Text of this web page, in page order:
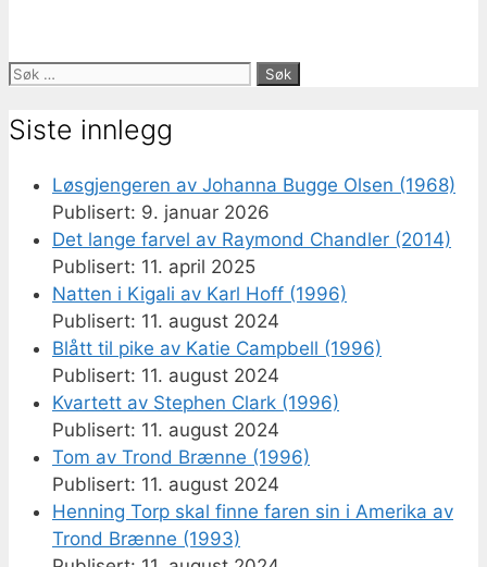
Søk
Siste innlegg
Løsgjengeren av Johanna Bugge Olsen (1968)
9. januar 2026
Det lange farvel av Raymond Chandler (2014)
11. april 2025
Natten i Kigali av Karl Hoff (1996)
11. august 2024
Blått til pike av Katie Campbell (1996)
11. august 2024
Kvartett av Stephen Clark (1996)
11. august 2024
Tom av Trond Brænne (1996)
11. august 2024
Henning Torp skal finne faren sin i Amerika av
Trond Brænne (1993)